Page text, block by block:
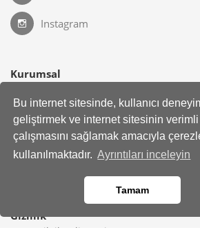
Bu internet sitesinde, kullanıcı
geliştirmek ve internet sitesinin verimli
çalışmasını sağlamak amacıyla
kullanılmaktadır. Ayrıntıları inceleyin
Tamam
Instagram
Kurumsal
Banka Hesap Bilgileri
Site Haritası
Bayimiz Olun
İletişim
Gizlilik
KVKK Bilgilendirmesi